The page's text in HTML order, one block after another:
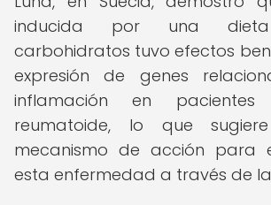
inducida por una
carbohidratos tuvo efectos
expresión de genes
inflamación en
reumatoide, lo que
mecanismo de acción para
esta enfermedad a través de